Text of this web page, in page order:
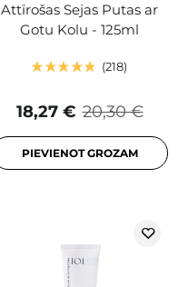
Attīrošas Sejas Putas ar
Gotu Kolu - 125ml
218
20,30 €
18,27 €
PIEVIENOT GROZAM